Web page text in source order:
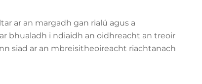
ar an margadh gan rialú agus a
bhualadh i ndiaidh an oidhreacht an treoir
siad ar an mbreisitheoireacht riachtanach